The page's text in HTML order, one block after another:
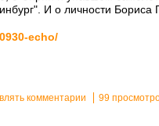
И о личности Бориса
echo/
комментарии 99